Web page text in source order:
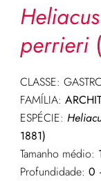
perrieri
CLASSE:
FAMÍLIA:
ESPÉCIE:
1881)
Tamanho médio:
Profundidade: 0